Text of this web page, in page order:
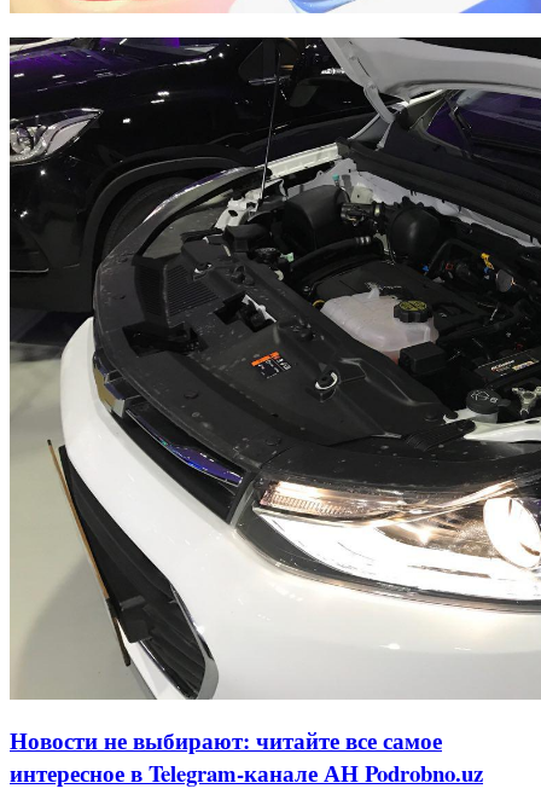
Новости не выбирают: читайте все самое
интересное в Telegram-канале АН Podrobno.uz